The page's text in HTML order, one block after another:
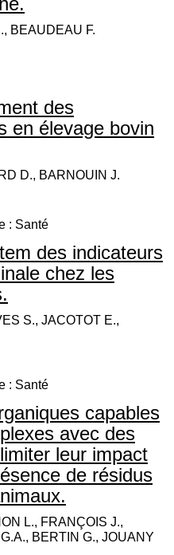
BEAUDEAU F.
des
en élevage bovin
D., BARNOUIN J.
: Santé
des indicateurs
chez les
S., JACOTOT E.,
: Santé
capables
avec des
leur impact
de résidus
L., FRANÇOIS J.,
BERTIN G., JOUANY